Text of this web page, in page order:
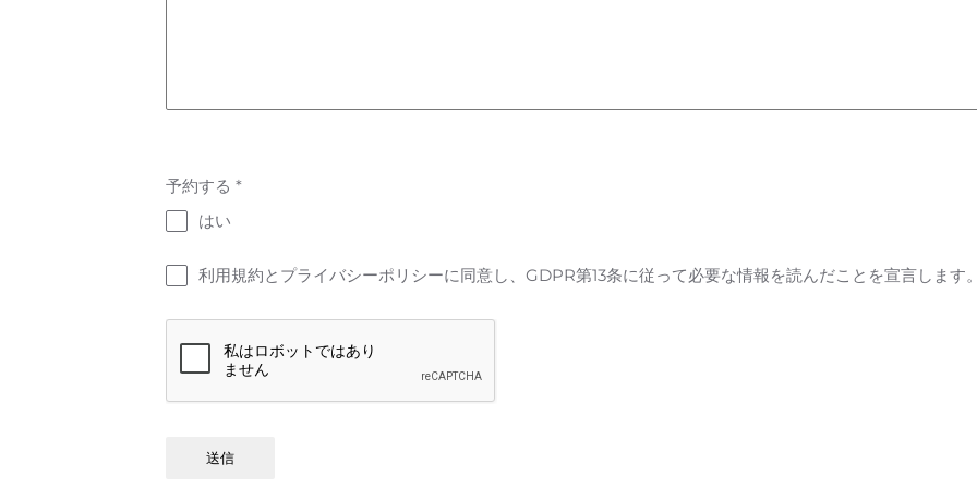
予約する *
はい
利用規約とプライバシーポリシーに同意し、GDPR第13条に従って必要な情報を読んだことを宣言します。
送信